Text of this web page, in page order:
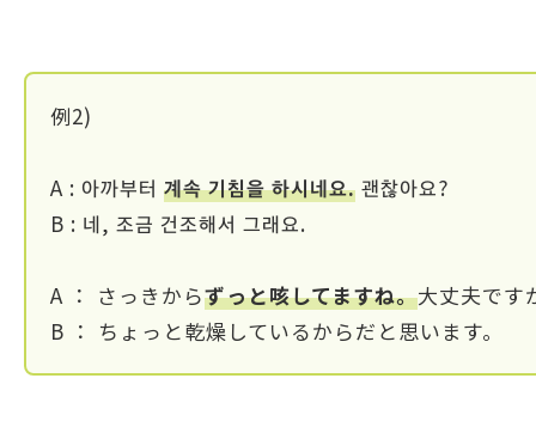
例2)
A : 아까부터 계속 기침을 하시네요. 괜찮아요?
B : 네, 조금 건조해서 그래요.
A ： さっきからずっと咳してますね。大丈夫です
B ： ちょっと乾燥しているからだと思います。